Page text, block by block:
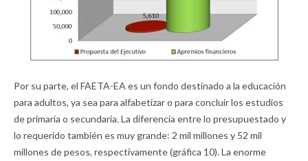
Por su parte, el FAETA-EA es un fondo destinado a la educación
para adultos, ya sea para alfabetizar o para concluir los estudios
de primaria o secundaria. La diferencia entre lo presupuestado y
lo requerido también es muy grande: 2 mil millones y 52 mil
millones de pesos, respectivamente (gráfica 10). La enorme